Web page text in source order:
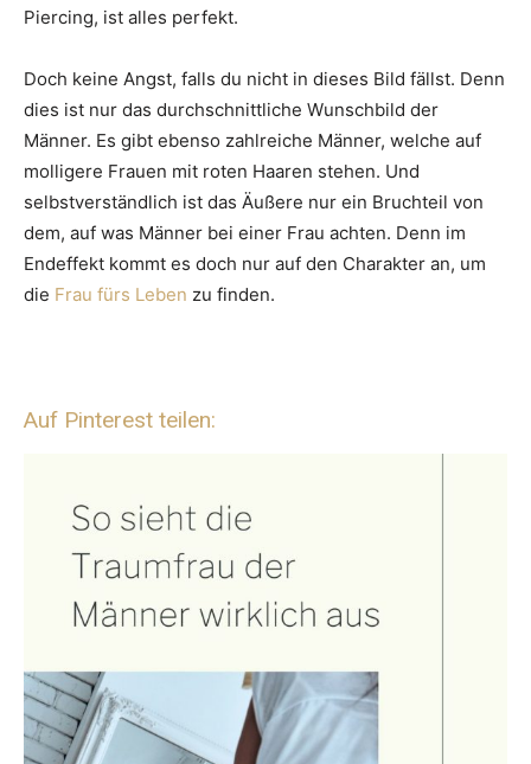
Piercing, ist alles perfekt.
Doch keine Angst, falls du nicht in dieses Bild fällst. Denn
dies ist nur das durchschnittliche Wunschbild der
Männer. Es gibt ebenso zahlreiche Männer, welche auf
molligere Frauen mit roten Haaren stehen. Und
selbstverständlich ist das Äußere nur ein Bruchteil von
dem, auf was Männer bei einer Frau achten. Denn im
Endeffekt kommt es doch nur auf den Charakter an, um
die Frau fürs Leben zu finden.
Auf Pinterest teilen: